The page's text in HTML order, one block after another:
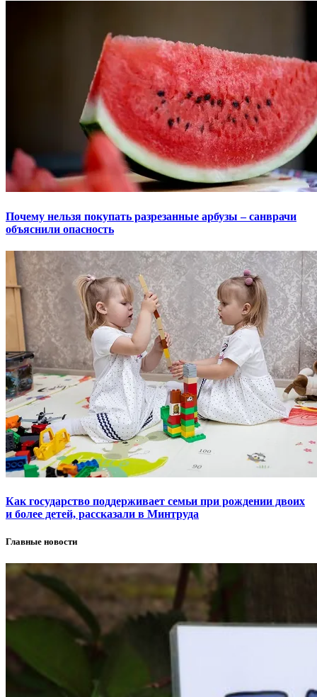
Почему нельзя покупать разрезанные арбузы – санврачи
объяснили опасность
Как государство поддерживает семьи при рождении двоих
и более детей, рассказали в Минтруда
Главные новости